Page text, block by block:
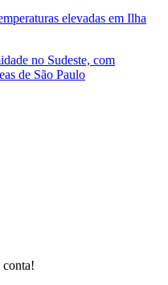
elevadas em Ilha
no Sudeste, com
de São Paulo
conta!